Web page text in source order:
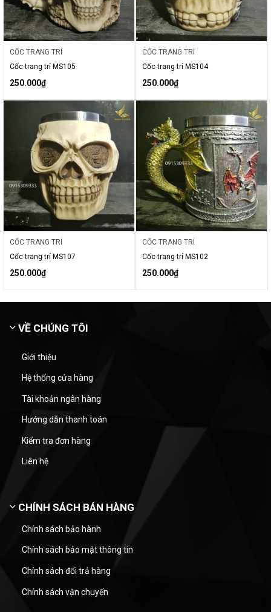
CỐC TRANG TRÍ
Cốc trang trí MS105
250.000₫
CỐC TRANG TRÍ
Cốc trang trí MS104
250.000₫
CỐC TRANG TRÍ
Cốc trang trí MS107
250.000₫
CỐC TRANG TRÍ
Cốc trang trí MS102
250.000₫
VỀ CHÚNG TÔI
Giới thiệu
Hệ thống cửa hàng
Tài khoản ngân hàng
Hướng dẫn thanh toán
Kiểm tra đơn hàng
Liên hệ
CHÍNH SÁCH BÁN HÀNG
Chính sách bảo hành
Chính sách bảo mật thông tin
Chính sách đổi trả hàng
Chính sách vận chuyển